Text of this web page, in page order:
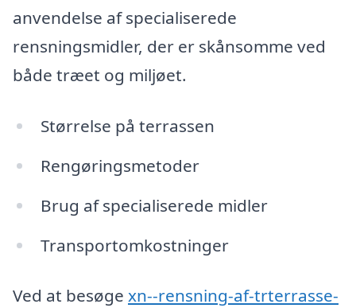
anvendelse af specialiserede
rensningsmidler, der er skånsomme ved
både træet og miljøet.
Størrelse på terrassen
Rengøringsmetoder
Brug af specialiserede midler
Transportomkostninger
Ved at besøge xn--rensning-af-trterrasse-